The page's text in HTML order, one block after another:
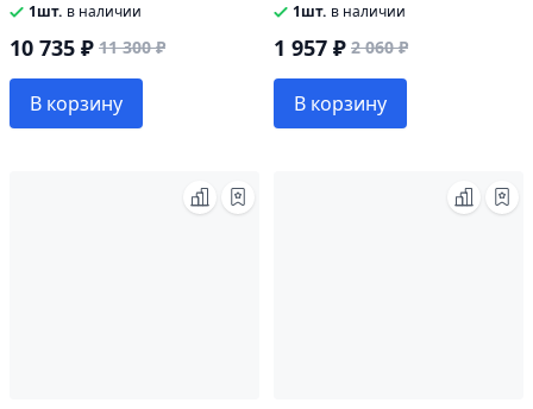
1шт. в наличии
10 735 ₽ 11 300 ₽
В корзину
1шт. в наличии
1 957 ₽ 2 060 ₽
В корзину